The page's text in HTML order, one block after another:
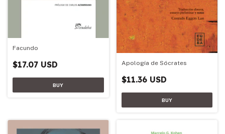
Facundo
$17.07 USD Apología de Sócrates
$11.36 USD